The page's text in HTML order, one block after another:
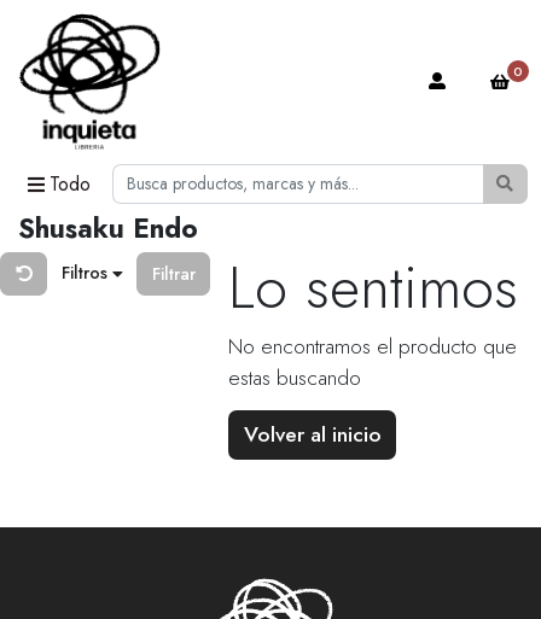
Todo
0
Shusaku Endo
Filtros Filtrar Lo sentimos
No encontramos el producto que
estas buscando
Volver al inicio